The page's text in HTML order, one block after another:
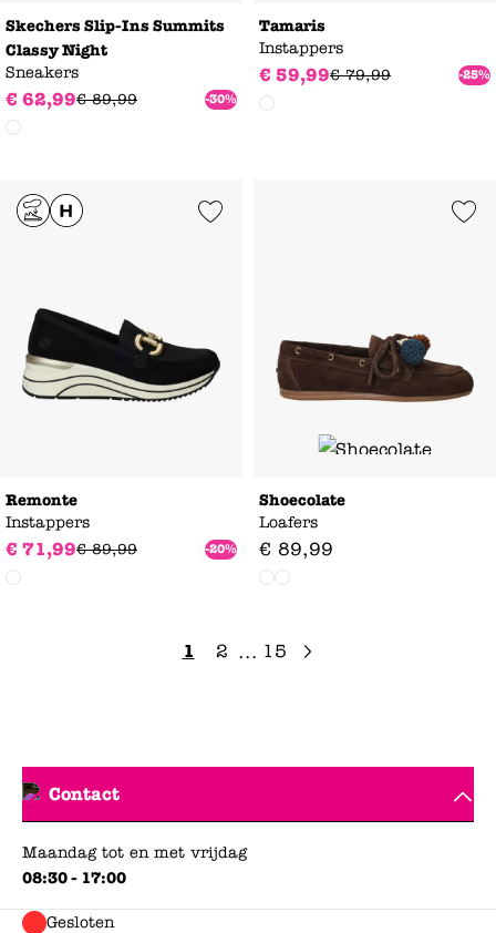
Skechers Slip-Ins Summits
Classy Night
Sneakers
€ 62,99€ 89,99 -30%
Tamaris
Instappers
€ 59,99€ 79,99 -25%
Add to Wishlist
Remonte
Instappers
€ 71,99€ 89,99 -20%
Add to
Shoecolate
Loafers
€ 89,99
1 2 ... 15
Contact
Maandag tot en met vrijdag
08:30 - 17:00
Gesloten